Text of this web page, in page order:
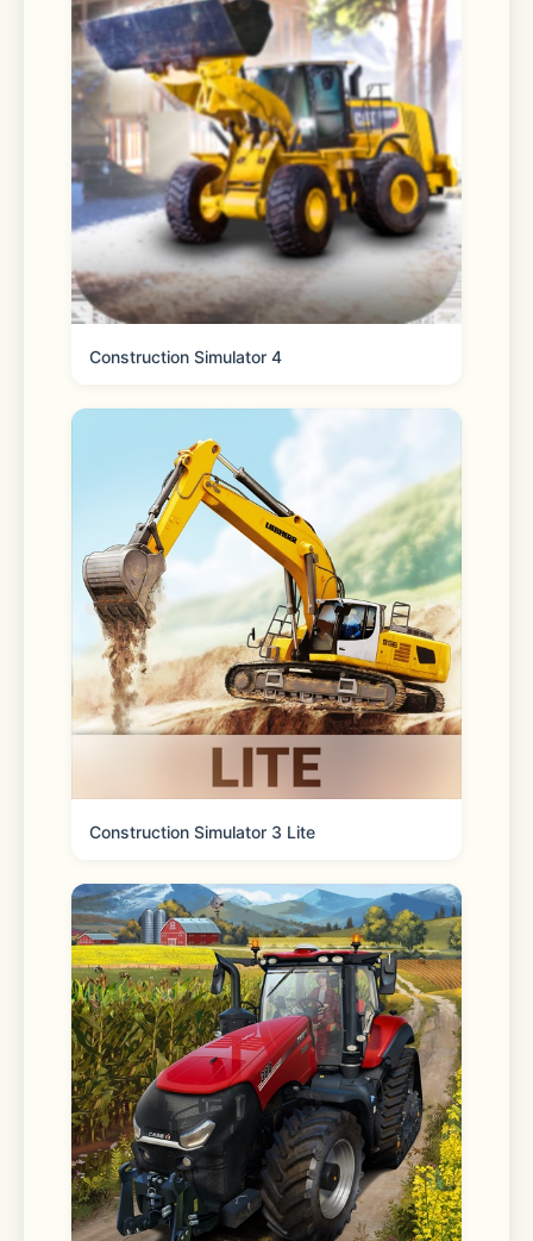
ヒーローたちの魅力の詰まったバラエテ
ィ豊かな物語を続々配信しています。
□■爽快パズル■□
スカウトしたヒーローたちとチームを組
んで、爽快マッチ３パズルに挑戦！
特別な一面に触れられるフルボイススト
ーリーが解放されます。
□■こんな方におすすめ！■□
・男性声優が好き
・ハイクオリティなストーリーが好き
・パズルゲームが好き
・恋愛ゲームが好き
・サスペンスが好き
・日々の癒しが欲しい
Construction Simulator 4
Construction Simulator 3 Lite